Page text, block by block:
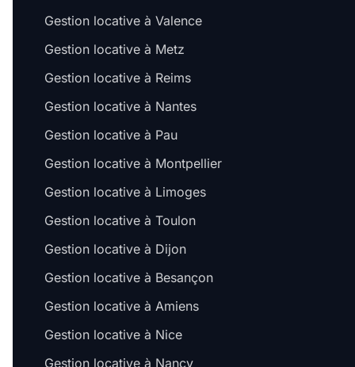
Gestion locative à Valence
Gestion locative à Metz
Gestion locative à Reims
Gestion locative à Nantes
Gestion locative à Pau
Gestion locative à Montpellier
Gestion locative à Limoges
Gestion locative à Toulon
Gestion locative à Dijon
Gestion locative à Besançon
Gestion locative à Amiens
Gestion locative à Nice
Gestion locative à Nancy
Salut c'est nous...
les Cookies !
On a attendu d'être sûrs que le contenu de ce site
pendant votre visite...